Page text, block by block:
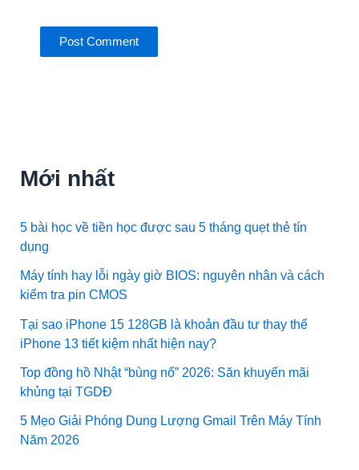
Mới nhất
5 bài học về tiền học được sau 5 tháng quẹt thẻ tín
dụng
Máy tính hay lỗi ngày giờ BIOS: nguyên nhân và cách
kiểm tra pin CMOS
Tại sao iPhone 15 128GB là khoản đầu tư thay thế
iPhone 13 tiết kiệm nhất hiện nay?
Top đồng hồ Nhật “bùng nổ” 2026: Săn khuyến mãi
khủng tại TGDĐ
5 Mẹo Giải Phóng Dung Lượng Gmail Trên Máy Tính
Năm 2026